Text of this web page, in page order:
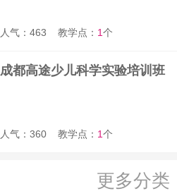
人气：463 教学点： 1个
成都高途少儿科学实验培训班
人气：360 教学点： 1个
更多分类